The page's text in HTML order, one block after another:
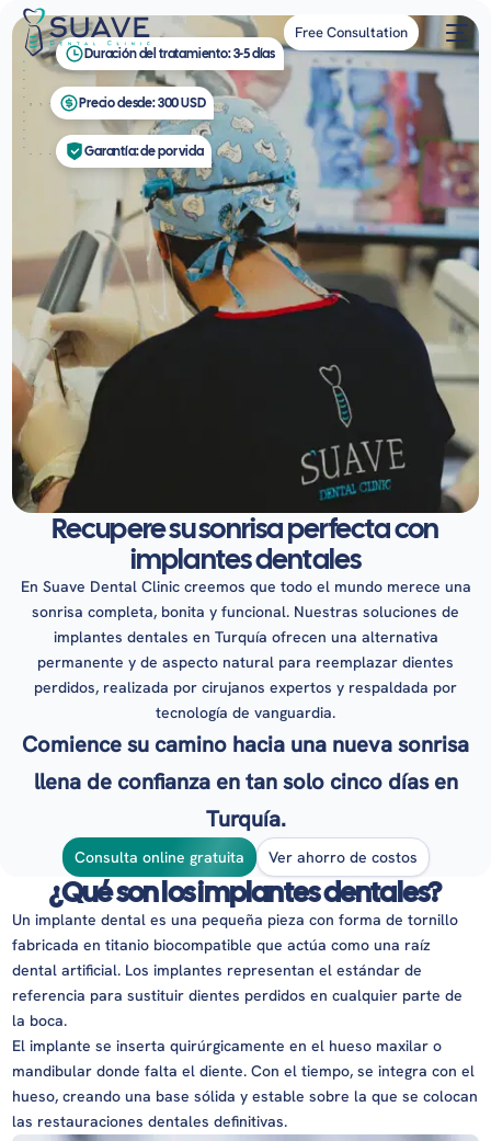
Free Consultation
Recupere su sonrisa perfecta con
implantes dentales
En Suave Dental Clinic creemos que todo el mundo merece una
sonrisa completa, bonita y funcional. Nuestras soluciones de
implantes dentales en Turquía ofrecen una alternativa
permanente y de aspecto natural para reemplazar dientes
perdidos, realizada por cirujanos expertos y respaldada por
tecnología de vanguardia.
Comience su camino hacia una nueva sonrisa
llena de confianza en tan solo cinco días en
Turquía.
Consulta online gratuita Ver ahorro de costos
Duración del tratamiento: 3-5 días
Precio desde: 300 USD
Garantía: de por vida
¿Qué son los implantes dentales?
Un implante dental es una pequeña pieza con forma de tornillo
fabricada en titanio biocompatible que actúa como una raíz
dental artificial. Los implantes representan el estándar de
referencia para sustituir dientes perdidos en cualquier parte de
la boca.
El implante se inserta quirúrgicamente en el hueso maxilar o
mandibular donde falta el diente. Con el tiempo, se integra con el
hueso, creando una base sólida y estable sobre la que se colocan
las restauraciones dentales definitivas.